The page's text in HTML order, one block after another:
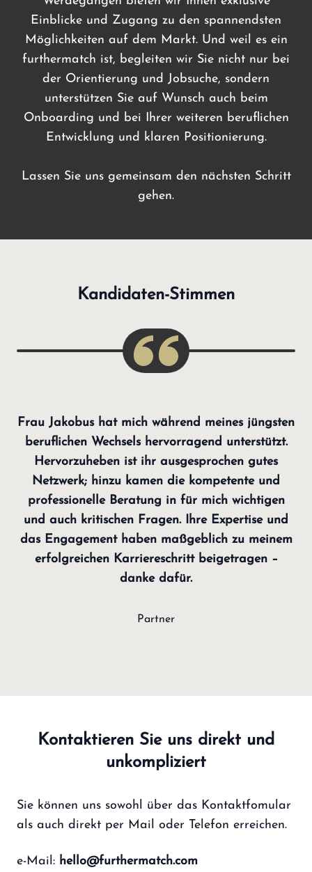
Einblicke und Zugang zu den spannendsten
Möglichkeiten auf dem Markt. Und weil es ein
furthermatch ist, begleiten wir Sie nicht nur bei
der Orientierung und Jobsuche, sondern
unterstützen Sie auf Wunsch auch beim
Onboarding und bei Ihrer weiteren beruflichen
Entwicklung und klaren Positionierung.
Lassen Sie uns gemeinsam den nächsten Schritt
gehen.
Kandidaten-Stimmen
Frau Jakobus hat mich während meines jüngsten
beruflichen Wechsels hervorragend unterstützt.
Hervorzuheben ist ihr ausgesprochen gutes
Netzwerk; hinzu kamen die kompetente und
professionelle Beratung in für mich wichtigen
und auch kritischen Fragen. Ihre Expertise und
das Engagement haben maßgeblich zu meinem
erfolgreichen Karriereschritt beigetragen –
danke dafür.
Partner
Kontaktieren Sie uns direkt und
unkompliziert
Sie können uns sowohl über das Kontaktfomular
als auch direkt per Mail oder Telefon erreichen.
e-Mail: hello@furthermatch.com